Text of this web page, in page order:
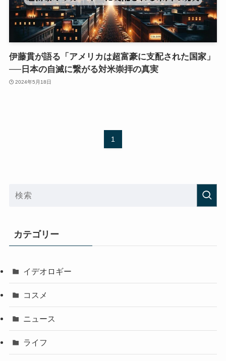
伊藤貫が語る「アメリカは超富豪に支配された国家」
──日本の自滅に繋がる対米崇拝の真実
2024年5月18日
1
カテゴリー
イデオロギー
コスメ
ニュース
ライフ